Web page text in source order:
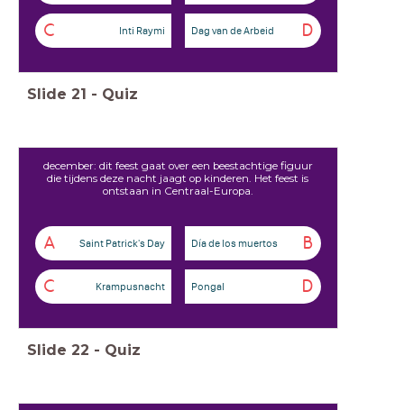
C Inti Raymi D
Dag van de Arbeid
Slide 21 - Quiz
december: dit feest gaat over een beestachtige figuur
die tijdens deze nacht jaagt op kinderen. Het feest is
ontstaan in Centraal-Europa.
A Saint Patrick's Day B
Día de los muertos
C Krampusnacht D
Pongal
Slide 22 - Quiz